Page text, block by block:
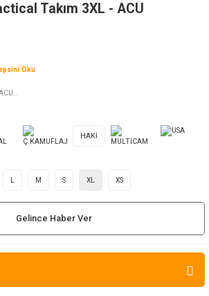
Takım 3XL - ACU
Oku
HAKİ
M S XL XS
Gelince Haber Ver